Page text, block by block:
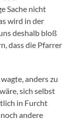
Sache nicht
wird in der
deshalb bloß
dass die Pfarrer
anders zu
sich selbst
in Furcht
andere